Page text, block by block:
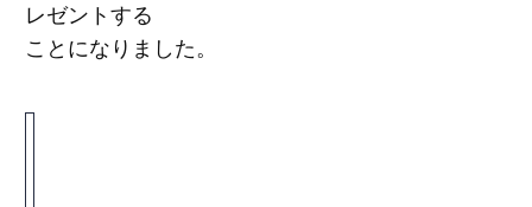
レゼントする
ことになりました。